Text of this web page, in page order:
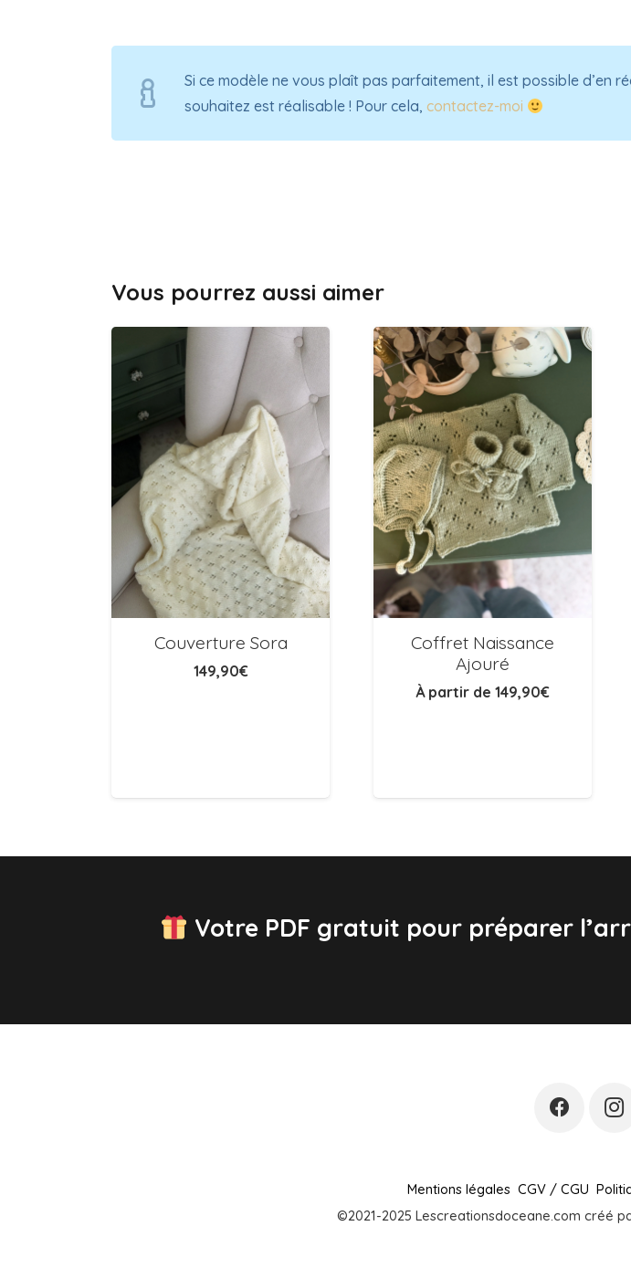
Si ce modèle ne vous plaît pas parfaitement, il est possible d’en
souhaitez est réalisable ! Pour cela, contactez-moi
Vous pourrez aussi aimer
Couverture Sora
149,90€
Coffret Naissance
Ajouré
À partir de 149,90€
Votre PDF gratuit pour préparer
Mentions légales CGV / CGU
©2021-2025 Lescreationsdoceane.com créé